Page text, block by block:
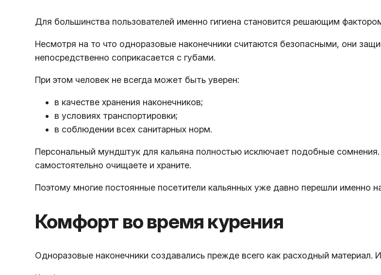
Для большинства пользователей именно гигиена становится решающим
Несмотря на то что одноразовые наконечники считаются безопасными, они
непосредственно соприкасается с губами.
При этом человек не всегда может быть уверен:
в качестве хранения наконечников;
в условиях транспортировки;
в соблюдении всех санитарных норм.
Персональный мундштук для кальяна полностью исключает подобные
самостоятельно очищаете и храните.
Поэтому многие постоянные посетители кальянных уже давно перешли именно
Комфорт во время курения
Одноразовые наконечники создавались прежде всего как расходный